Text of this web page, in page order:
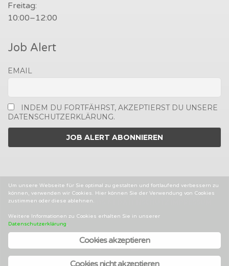
Freitag:
10:00–12:00
Job Alert
EMAIL
INDEM DU FORTFÄHRST, AKZEPTIERST DU UNSERE
DATENSCHUTZERKLÄRUNG.
2014-2025 © MEDIENJOBS.AT
AGBS
Facebook
Twitter
Linked
In
Um unsere Webseite für Sie optimal zu gestalten und fortlaufend verbessern zu
können, verwenden wir Cookies. Hier können Sie der Verwendung von Cookies
zustimmen oder diese ablehnen.
Weitere Informationen zu Cookies erhalten Sie in unserer
Datenschutzerklärung.
Cookies akzeptieren
Cookies nicht akzeptieren